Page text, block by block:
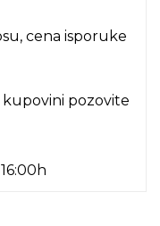
cena isporuke
kupovini pozovite